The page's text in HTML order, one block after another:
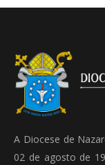
A Diocese de
02 de agosto de